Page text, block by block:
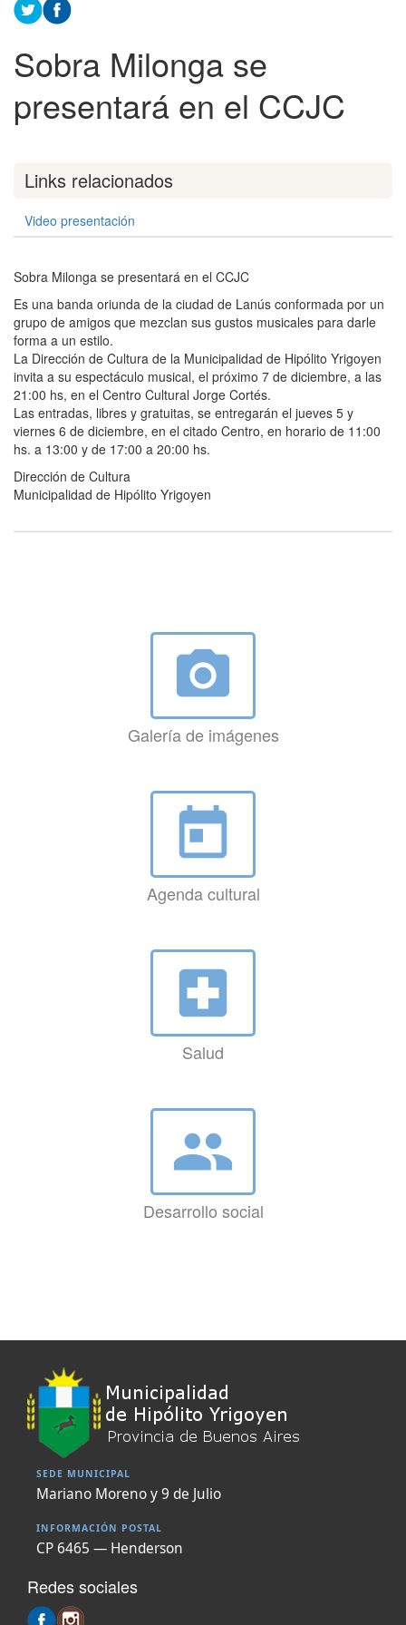
Sobra Milonga se
presentará en el CCJC
Links relacionados
Video presentación
Sobra Milonga se presentará en el CCJC
Es una banda oriunda de la ciudad de Lanús conformada por un
grupo de amigos que mezclan sus gustos musicales para darle
forma a un estilo.
La Dirección de Cultura de la Municipalidad de Hipólito Yrigoyen
invita a su espectáculo musical, el próximo 7 de diciembre, a las
21:00 hs, en el Centro Cultural Jorge Cortés.
Las entradas, libres y gratuitas, se entregarán el jueves 5 y
viernes 6 de diciembre, en el citado Centro, en horario de 11:00
hs. a 13:00 y de 17:00 a 20:00 hs.
Dirección de Cultura
Municipalidad de Hipólito Yrigoyen
photo_camera
Galería de imágenes
today
Agenda cultural
local_hospital
Salud
group
Desarrollo social
SEDE MUNICIPAL
Mariano Moreno y 9 de Julio
INFORMACIÓN POSTAL
CP 6465 — Henderson
Redes sociales